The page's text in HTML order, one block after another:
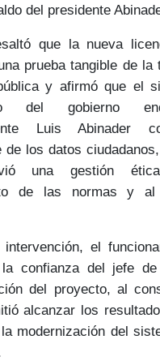
del presidente
que la nueva
prueba tangible de la
y afirmó que el
del gobierno
Luis Abinader
de los datos
una gestión ética
de las normas y
el
confianza del jefe
del proyecto, al
alcanzar los
modernización del